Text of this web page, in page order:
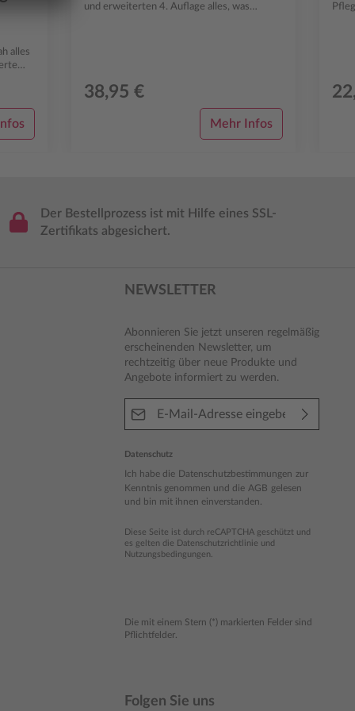
alles
und erweiterten 4. Auflage alles, was
38,95 €
Mehr Infos
Der Bestellprozess ist mit Hilfe eines SSL-
Zertifikats abgesichert.
NEWSLETTER
Abonnieren Sie jetzt unseren regelmäßig
erscheinenden Newsletter, um
rechtzeitig über neue Produkte und
Angebote informiert zu werden.
Datenschutz
Ich habe die Datenschutzbestimmungen zur
Kenntnis genommen und die AGB gelesen
und bin mit ihnen einverstanden.
Diese Seite ist durch reCAPTCHA geschützt und
es gelten die Datenschutzrichtlinie und
Nutzungsbedingungen
Die mit einem Stern (*) markierten Felder sind
Pflichtfelder.
Folgen Sie uns